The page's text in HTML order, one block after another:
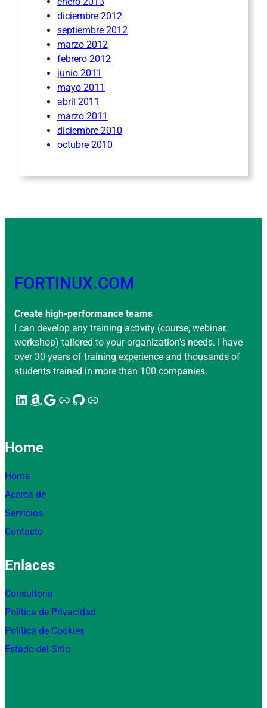
diciembre 2012
septiembre 2012
marzo 2012
febrero 2012
junio 2011
mayo 2011
abril 2011
marzo 2011
diciembre 2010
octubre 2010
FORTINUX.COM
Create high-performance teams
I can develop any training activity (course, webinar,
workshop) tailored to your organization’s needs. I have
over 30 years of training experience and thousands of
students trained in more than 100 companies.
LinkedIn Amazon Google Enlace GitHub Enlace
Home
Home
Acerca de
Servicios
Contacto
Enlaces
Consultoria
Política de Privacidad
Política de Cookies
Estado del Sitio